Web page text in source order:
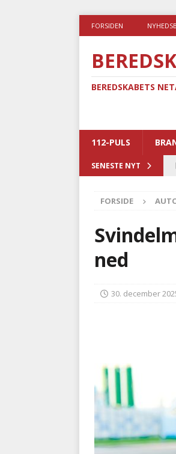
FORSIDEN
BEREDSKABETS
112-PULS
SENESTE NYT
FORSIDE
ned
30. december